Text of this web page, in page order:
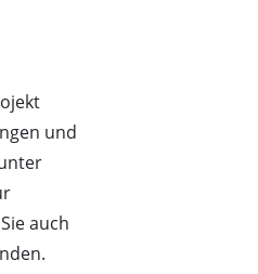
und
auch